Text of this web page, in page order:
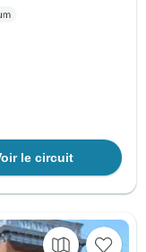
le circuit